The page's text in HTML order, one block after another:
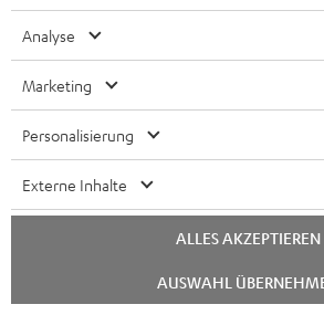
entnehmen Sie bitte denAGB.
Bis zu 12 Jahre
Analyse
Marketing
Personalisierung
Externe Inhalte
ALLES AKZEPTIEREN
AUSWAHL